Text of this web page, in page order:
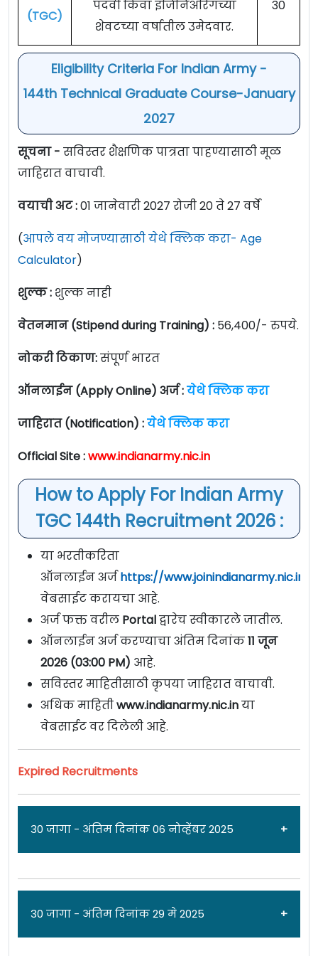
(TGC)
पदवी किंवा इंजिनिअरिंगच्या
शेवटच्या वर्षातील उमेदवार.
30
Eligibility Criteria For Indian Army -
144th Technical Graduate Course-January
2027
सूचना - सविस्तर शैक्षणिक पात्रता पाहण्यासाठी मूळ
जाहिरात वाचावी.
वयाची अट :01 जानेवारी 2027 रोजी 20 ते 27 वर्षे
(आपले वय मोजण्यासाठी येथे क्लिक करा- Age
Calculator)
शुल्क : शुल्क नाही
वेतनमान (Stipend during Training) : 56,400/- रुपये.
नोकरी ठिकाण:संपूर्ण भारत
ऑनलाईन (Apply Online) अर्ज :येथे क्लिक करा
जाहिरात (Notification) :येथे क्लिक करा
Official Site :www.indianarmy.nic.in
How to Apply For Indian Army
TGC 144th Recruitment 2026 :
या भरतीकरिता
ऑनलाईन अर्जhttps://www.joinindianarmy.nic.in/
वेबसाईट करायचा आहे.
अर्ज फक्त वरील Portalद्वारेच स्वीकारले जातील.
ऑनलाईन अर्ज करण्याचा अंतिम दिनांक11 जून
2026 (03:00 PM) आहे.
सविस्तर माहितीसाठी कृपया जाहिरात वाचावी.
अधिक माहितीwww.indianarmy.nic.inया
वेबसाईट वर दिलेली आहे.
Expired Recruitments
30 जागा - अंतिम दिनांक 06 नोव्हेंबर 2025
जाहिरात दिनांक: 11/10/25
भारतीय सैन्य [Indian Army TGC] 143वा टेक्निकल
30 जागा - अंतिम दिनांक 29 मे 2025